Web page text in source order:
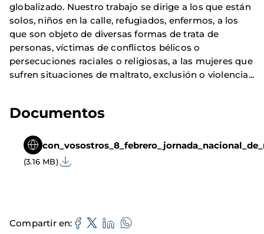
globalizado. Nuestro trabajo se dirige a los que están
solos, niños en la calle, refugiados, enfermos, a los
que son objeto de diversas formas de trata de
personas, víctimas de conflictos bélicos o
persecuciones raciales o religiosas, a las mujeres que
sufren situaciones de maltrato, exclusión o violencia...
Documentos
(3.16 MB)
Compartir en